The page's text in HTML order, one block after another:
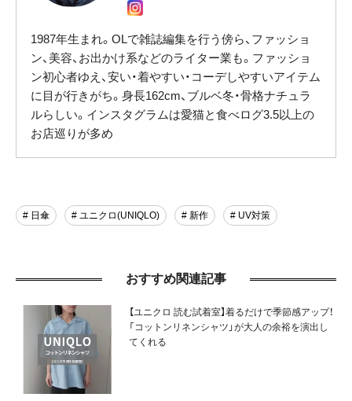
1987年生まれ。OLで雑誌編集を行う傍ら、ファッショ
ン、美容、お出かけ系などのライター業も。ファッショ
ン初心者ゆえ、安い・着やすい・コーデしやすいアイテム
に目が行きがち。身長162cm、ブルベ冬・骨格ナチュラ
ルらしい。インスタグラムは愛猫と食べログ3.5以上の
お店巡りが多め
# 日傘 # ユニクロ(UNIQLO) # 新作 # UV対策
おすすめ関連記事
【ユニクロ 読む試着室】着るだけで季節感アップ！
「コットンリネンシャツ」が大人の余裕を演出し
てくれる